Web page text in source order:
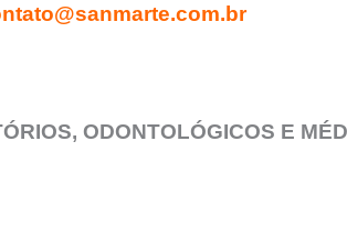
ODONTOLÓGICOS E